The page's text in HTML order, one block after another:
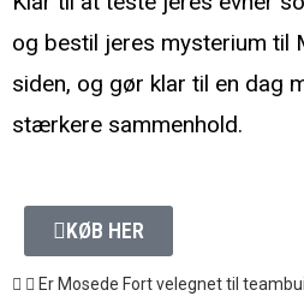
og bestil jeres mysterium til
siden, og gør klar til en dag
stærkere sammenhold.
KØB HER
Er Mosede Fort velegnet til